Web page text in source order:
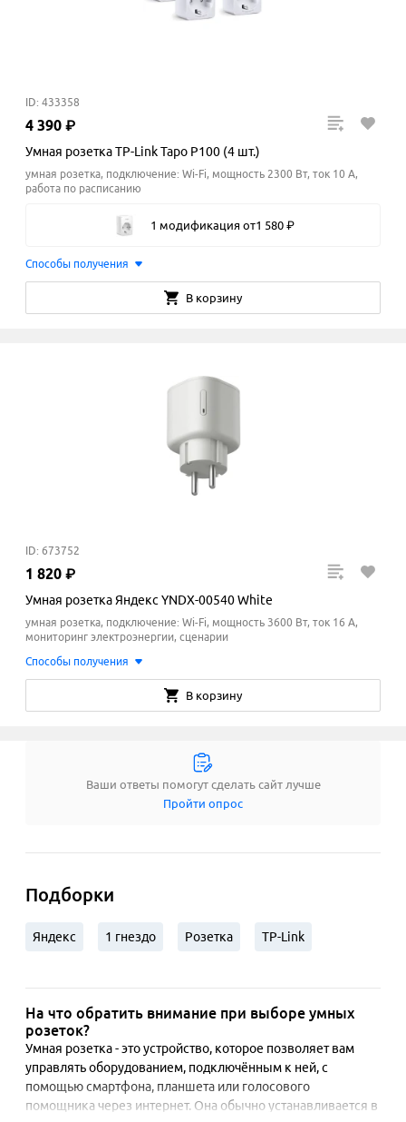
ID: 433358
4 390 ₽
Умная розетка TP-Link Tapo P100 (4 шт.)
умная розетка, подключение: Wi-Fi, мощность 2300 Вт, ток 10 A,
работа по расписанию
1 модификация от1 580 ₽
Способы получения
В корзину
ID: 673752
1 820 ₽
Умная розетка Яндекс YNDX-00540 White
умная розетка, подключение: Wi-Fi, мощность 3600 Вт, ток 16 A,
мониторинг электроэнергии, сценарии
Способы получения
В корзину
Ваши ответы помогут сделать сайт лучше
Пройти опрос
Подборки
Яндекс 1 гнездо Розетка TP-Link
На что обратить внимание при выборе умных
розеток?
Умная розетка - это устройство, которое позволяет вам
управлять оборудованием, подключённым к ней, с
помощью смартфона, планшета или голосового
помощника через интернет. Она обычно устанавливается в